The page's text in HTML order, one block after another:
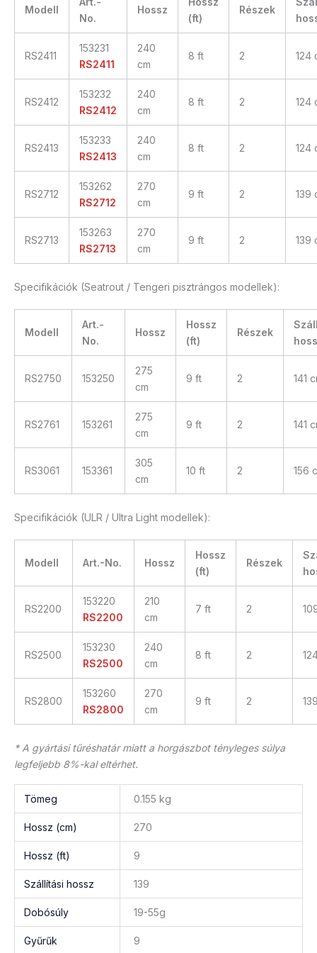
Modell
No.
Hossz
(ft)
Részek
RS2411
153231
RS2411
240
cm
8 ft 2 124
RS2412
153232
RS2412
240
cm
8 ft 2 124
RS2413
153233
RS2413
240
cm
8 ft 2 124
RS2712
153262
RS2712
270
cm
9 ft 2 139
RS2713
153263
RS2713
270
cm
9 ft 2 139
Specifikációk (Seatrout / Tengeri pisztrángos modellek):
Modell
Art.-
No.
Hossz
Hossz
(ft)
Részek
RS2750 153250
275
cm
9 ft 2 141
RS2761 153261
275
cm
9 ft 2 141
RS3061 153361
305
cm
10 ft 2 156
Specifikációk (ULR / Ultra Light modellek):
Modell Art.-No. Hossz
Hossz
(ft)
Részek
RS2200
153220
RS2200
210
cm
7 ft 2
RS2500
153230
RS2500
240
cm
8 ft 2
RS2800
153260
RS2800
270
cm
9 ft 2
* A gyártási tűréshatár miatt a horgászbot tényleges súlya
legfeljebb 8%-kal eltérhet.
Tömeg 0.155 kg
Hossz (cm) 270
Hossz (ft) 9
Szállítási hossz 139
Dobósúly 19-55g
Gyűrűk 9